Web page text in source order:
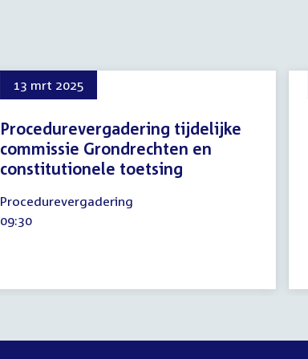
13 mrt 2025
Procedurevergadering tijdelijke
commissie Grondrechten en
constitutionele toetsing
maart
2025
Procedurevergadering
Tijd
09:30